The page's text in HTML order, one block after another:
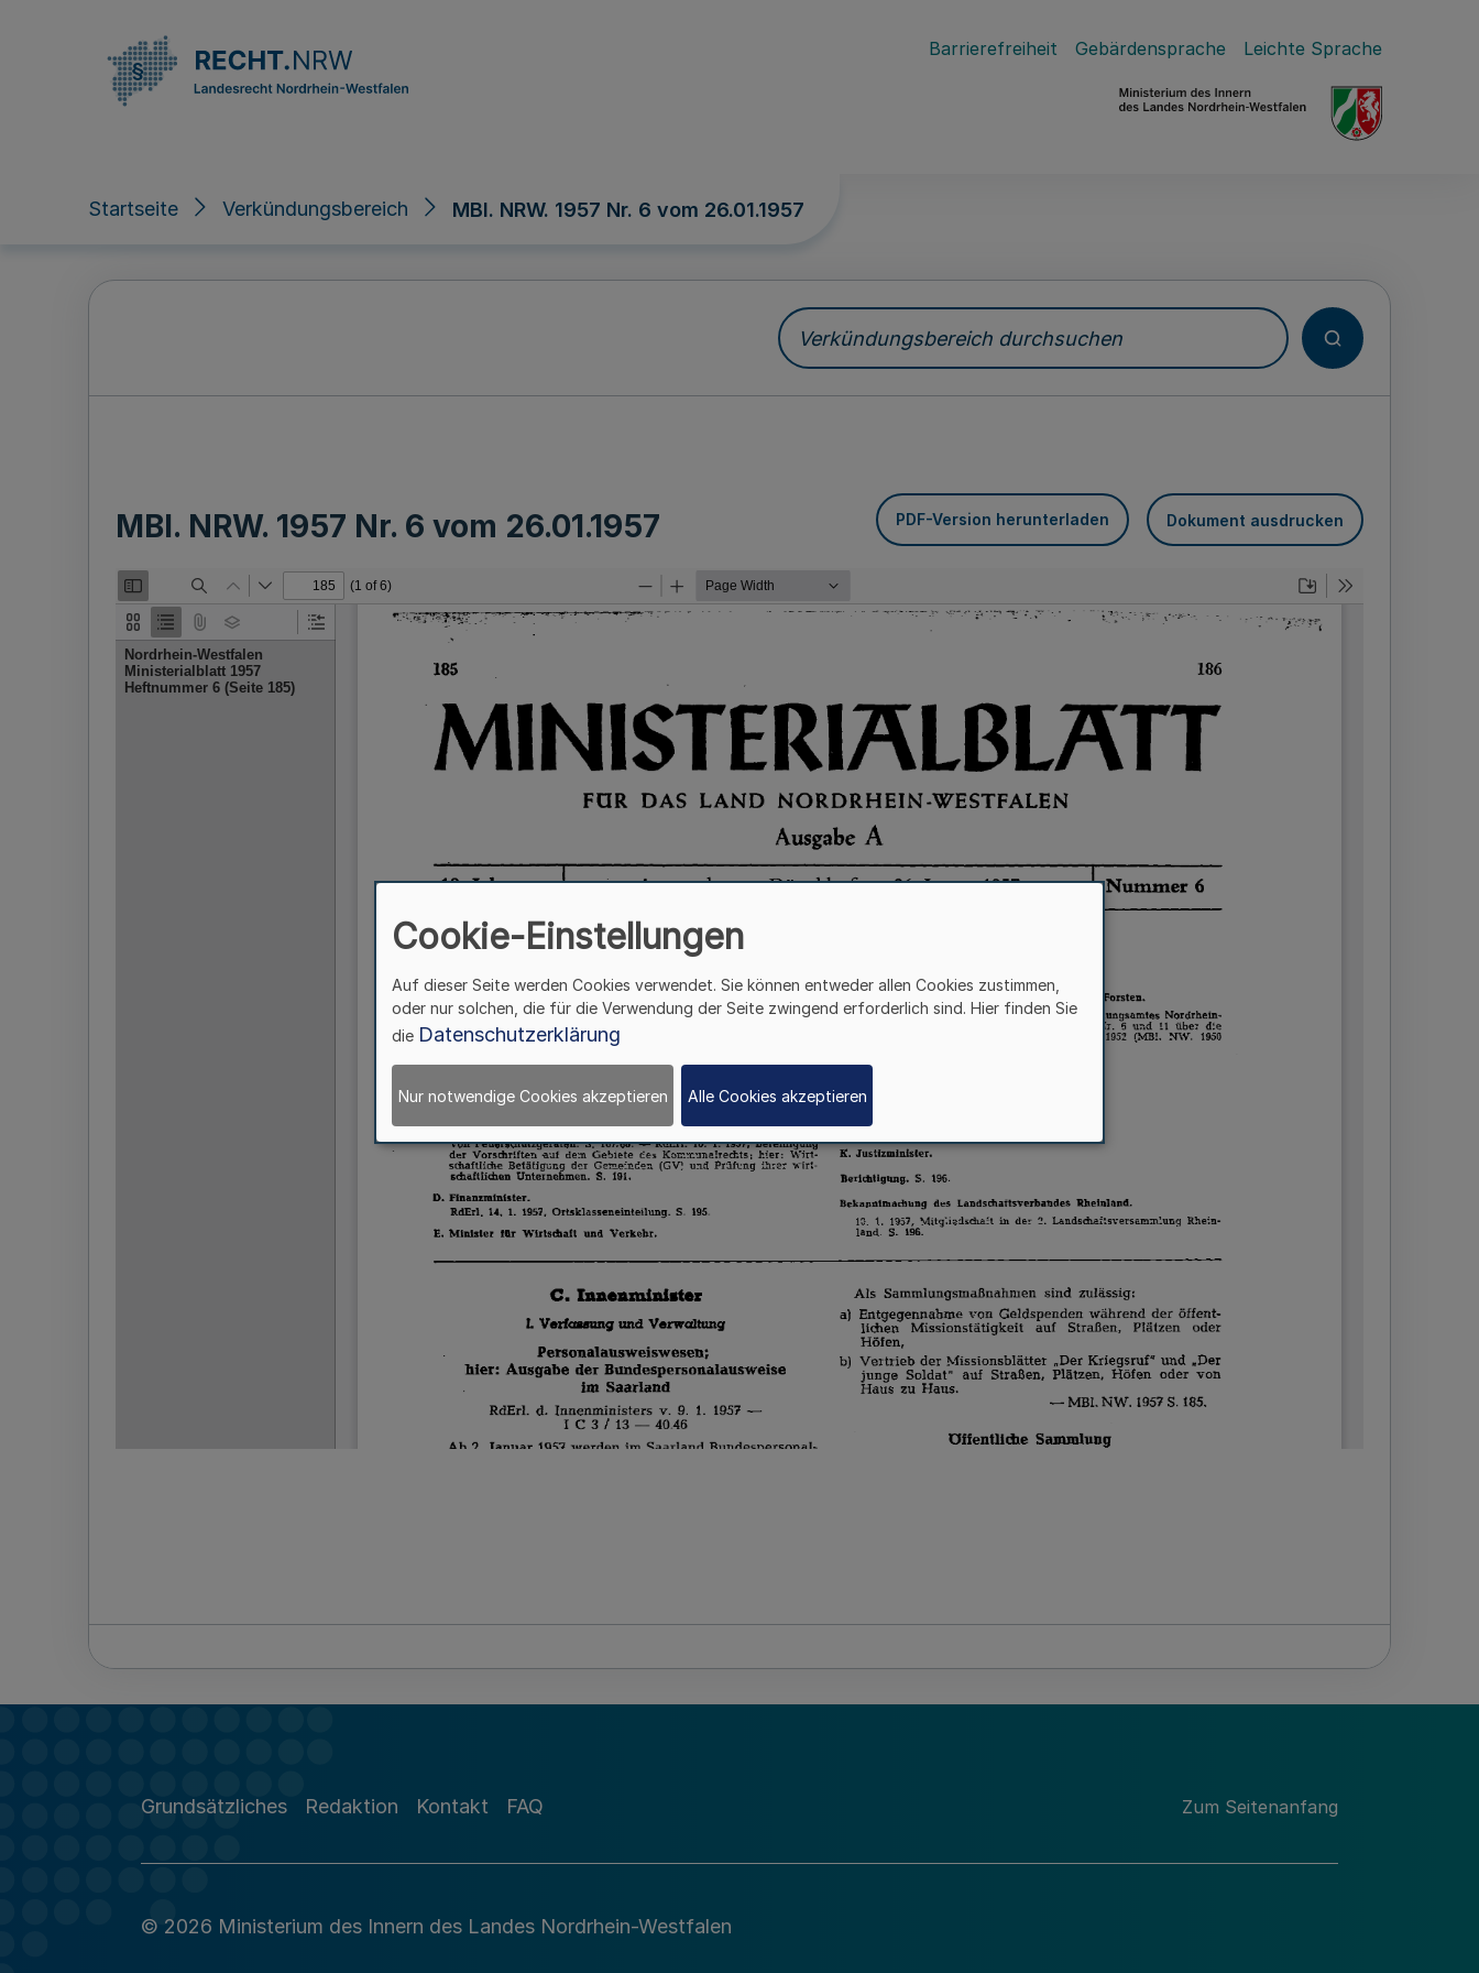
Barrierefreiheit Gebärdensprache Leichte Sprache
Startseite Verkündungsbereich MBl. NRW. 1957 Nr. 6 vom 26.01.1957
Verkündungsbereich durchsuchen
MBl. NRW. 1957 Nr. 6 vom 26.01.1957 PDF-Version herunterladen Dokument ausdrucken
Grundsätzliches Redaktion Kontakt FAQ Zum Seitenanfang
© 2026 Ministerium des Innern des Landes Nordrhein-Westfalen
Cookie-Einstellungen
Auf dieser Seite werden Cookies verwendet. Sie können entweder allen Cookies zustimmen,
oder nur solchen, die für die Verwendung der Seite zwingend erforderlich sind. Hier finden Sie
die Datenschutzerklärung
Nur notwendige Cookies akzeptieren Alle Cookies akzeptieren